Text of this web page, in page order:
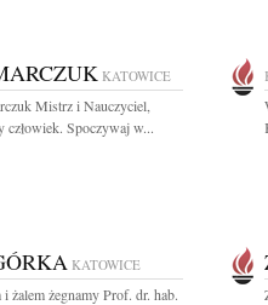
KATOWICE
Mistrz i Nauczyciel,
człowiek. Spoczywaj w...
KATOWICE
żalem żegnamy Prof. dr. hab.